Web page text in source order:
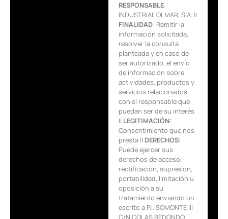
RESPONSABLE:
INDUSTRIAL OLMAR, S.A. ||
FINALIDAD: Remitir la
información solicitada,
resolver la consulta
planteada y en caso de
ser autorizado, el envío
de información sobre
actividades, productos y
servicios relacionados
con el responsable que
puedan ser de su interés
|| LEGITIMACIÓN:
Consentimiento que nos
presta || DERECHOS:
Puede ejercer sus
derechos de acceso,
rectificación, supresión,
portabilidad, limitación u
oposición a su
tratamiento enviando un
escrito a P.I. SOMONTE III
C/NICOLAS REDONDO